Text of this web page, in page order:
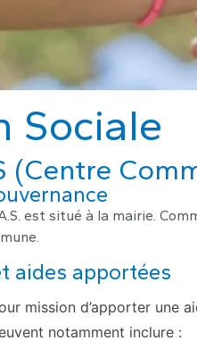
Sociale
(Centre
est situé à la mairie.
aides apportées
mission d’apporter une
notamment inclure :